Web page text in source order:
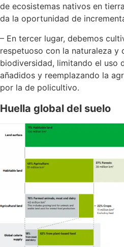
de ecosistemas nativos en
da la oportunidad de
– En tercer lugar, debemos
respetuoso con la naturaleza y
biodiversidad, limitando el uso
añadidos y reemplazando la
por la de policultivo.
Huella global del suelo